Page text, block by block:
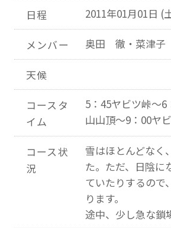
日程 2011年01月01日 (
メンバー 奥田 徹・菜津子
天候
コースタ
イム
5：45ヤビツ峠～
山山頂～9：00ヤ
コース状
況
雪はほとんどなく
た。ただ、日陰に
ていたりするので
ります。
途中、少し急な鎖